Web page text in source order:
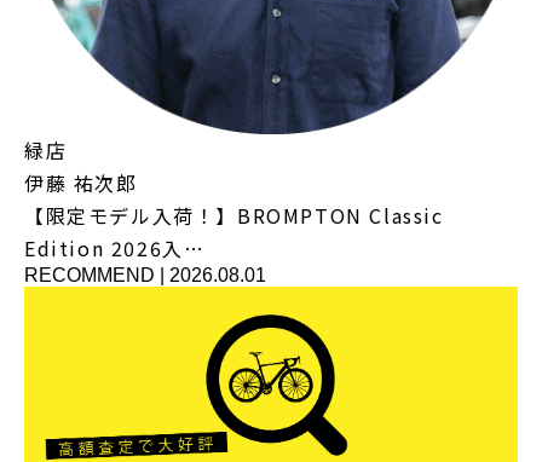
緑店
伊藤 祐次郎
【限定モデル入荷！】BROMPTON Classic
Edition 2026入…
RECOMMEND 2026.08.01